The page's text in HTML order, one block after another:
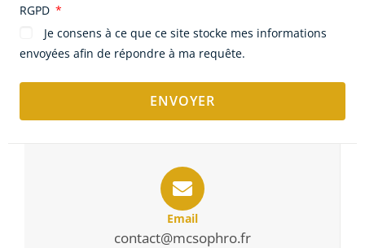
RGPD
Je consens à ce que ce site stocke mes informations
envoyées afin de répondre à ma requête.
ENVOYER
Email
contact@mcsophro.fr